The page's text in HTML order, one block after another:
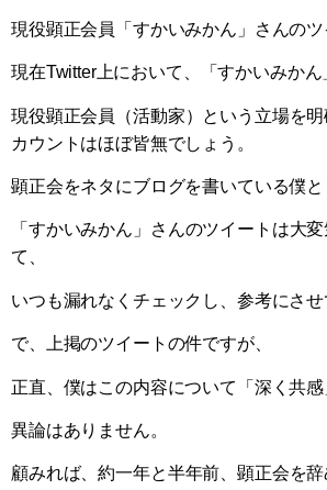
現役顕正会員「すかいみかん」さんのツ
現在Twitter上において、「すかいみかん
現役顕正会員（活動家）という立場を
カウントはほぼ皆無でしょう。
顕正会をネタにブログを書いている僕と
「すかいみかん」さんのツイートは大
て、
いつも漏れなくチェックし、参考にさせ
で、上掲のツイートの件ですが、
正直、僕はこの内容について「深く共感
異論はありません。
顧みれば、約一年と半年前、顕正会を